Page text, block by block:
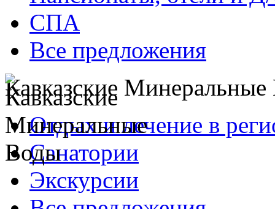
СПА
Все предложения
Кавказские
Отдых и лечение в
Санатории
Экскурсии